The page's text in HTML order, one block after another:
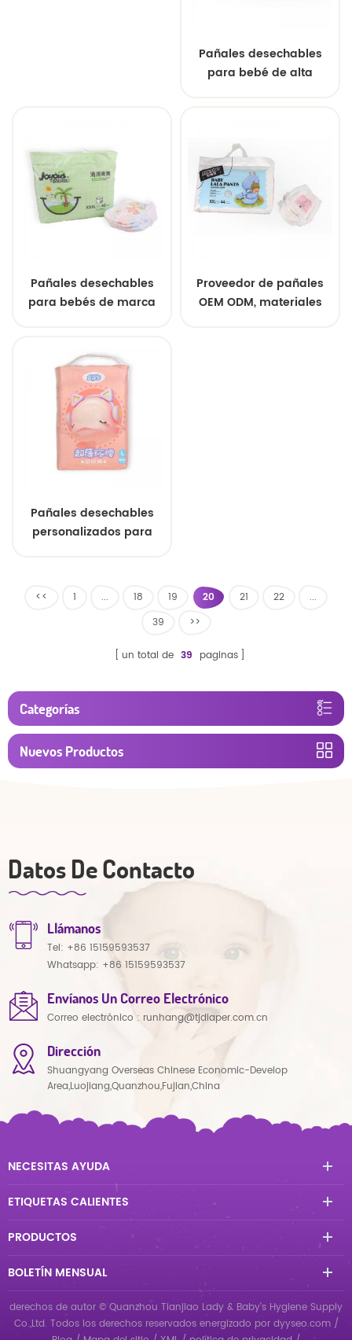
Pañales desechables
para bebé de alta
ultrafinos.
Pañales desechables
para bebés de marca
China SAP, pañales para
bebés de tamaño suave
y cómodo.
Proveedor de pañales
OEM ODM, materiales
Pañales desechables
personalizados para
recién nacidos, venta al
<< 1 ... 18 19 20 21 22
...
39
>>
un total de 39 paginas
Categorías
Nuevos Productos
Datos De Contacto
Llámanos
Tel: +86 15159593537
Whatsapp: +86 15159593537
Envíanos Un Correo Electrónico
Correo electrónico : runhang@tjdiaper.com.cn
Dirección
Shuangyang Overseas Chinese Economic-Develop
Area,Luojiang,Quanzhou,Fujian,China
NECESITAS AYUDA
ETIQUETAS CALIENTES
PRODUCTOS
BOLETÍN MENSUAL
derechos de autor © Quanzhou Tianjiao Lady & Baby's Hygiene Supply
Co.,Ltd. Todos los derechos reservados energizado por dyyseo.com /